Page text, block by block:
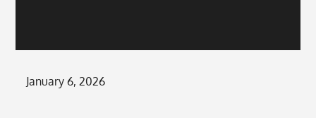
Posted
January 6, 2026